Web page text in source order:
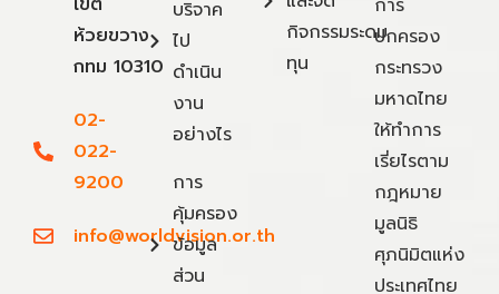
ห้วยขวาง
กทม 10310
02-
022-
9200
info@worldvision.or.th
บริจาค
ไป
ดำเนิน
งาน
อย่างไร
การ
คุ้มครอง
ข้อมูล
ส่วน
กิจกรรมระดม
ทุน
การ
ปกครอง
กระทรวง
มหาดไทย
ให้ทำการ
เรี่ยไรตาม
กฎหมาย
มูลนิธิ
ศุภนิมิตแห่ง
ประเทศไทย